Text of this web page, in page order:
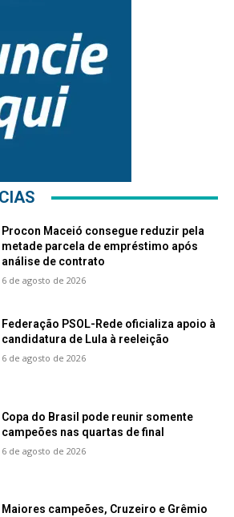
Procon Maceió consegue reduzir pela
metade parcela de empréstimo após
análise de contrato
6 de agosto de 2026
Federação PSOL-Rede oficializa apoio à
candidatura de Lula à reeleição
6 de agosto de 2026
Copa do Brasil pode reunir somente
campeões nas quartas de final
6 de agosto de 2026
Maiores campeões, Cruzeiro e Grêmio